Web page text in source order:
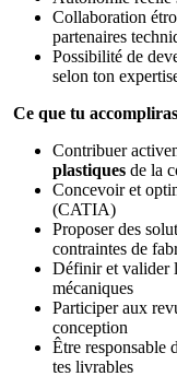
Collaboration
partenaires
Possibilité de
selon ton
Ce que tu
Contribuer
plastiques de la
Concevoir et
(CATIA)
Proposer des
contraintes de
Définir et valider
mécaniques
Participer aux
conception
Être responsable
tes livrables